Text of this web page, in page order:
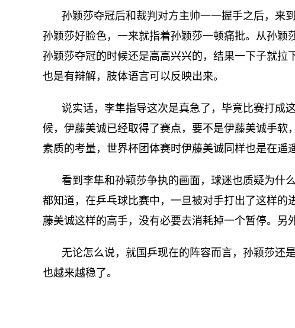
孙颖莎夺冠后和裁判对方主帅一一握手之后，来
孙颖莎好脸色，一来就指着孙颖莎一顿痛批。从孙颖
孙颖莎夺冠的时候还是高高兴兴的，结果一下子就拉
也是有辩解，肢体语言可以反映出来。
说实话，李隼指导这次是真急了，毕竟比赛打成
候，伊藤美诚已经取得了赛点，要不是伊藤美诚手软
素质的考量，世界杯团体赛时伊藤美诚同样也是在遥
看到李隼和孙颖莎争执的画面，球迷也质疑为什
都知道，在乒乓球比赛中，一旦被对手打出了这样的
藤美诚这样的高手，没有必要去消耗掉一个暂停。另
无论怎么说，就国乒现在的阵容而言，孙颖莎还
也越来越稳了。